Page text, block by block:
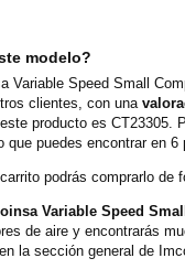
modelo?
Variable Speed Small
clientes, con una
producto es
puedes encontrar en 6
podrás comprarlo
Variable Speed
de aire y encontrarás
la sección general de